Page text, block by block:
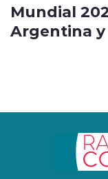
Mundial
Argentina